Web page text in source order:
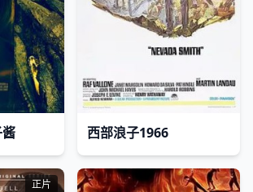
西部浪子1966
正片